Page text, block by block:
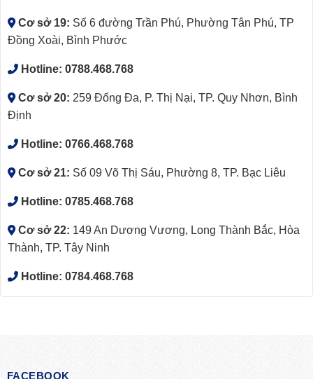
Cơ sở 19: Số 6 đường Trần Phú, Phường Tân Phú, TP
Đồng Xoài, Bình Phước
Hotline: 0788.468.768
Cơ sở 20: 259 Đống Đa, P. Thị Nại, TP. Quy Nhơn, Bình
Định
Hotline: 0766.468.768
Cơ sở 21: Số 09 Võ Thị Sáu, Phường 8, TP. Bạc Liêu
Hotline: 0785.468.768
Cơ sở 22: 149 An Dương Vương, Long Thành Bắc, Hòa
Thành, TP. Tây Ninh
Hotline: 0784.468.768
FACEBOOK